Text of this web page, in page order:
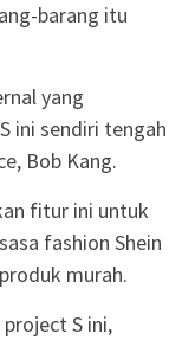
barang itu
yang
ini sendiri tengah
Bob Kang.
fitur ini untuk
fashion Shein
murah.
S ini,